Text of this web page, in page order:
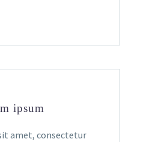
ipsum
amet, consectetur